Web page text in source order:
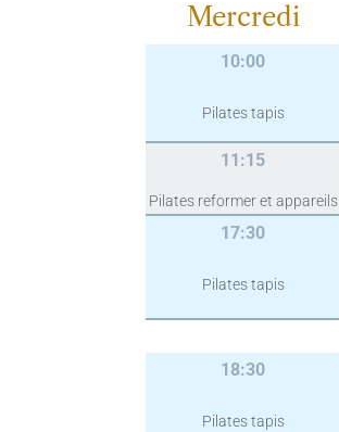
Mercredi
10:00
Pilates tapis
11:15
Pilates reformer et appareils
17:30
Pilates tapis
18:30
Pilates tapis